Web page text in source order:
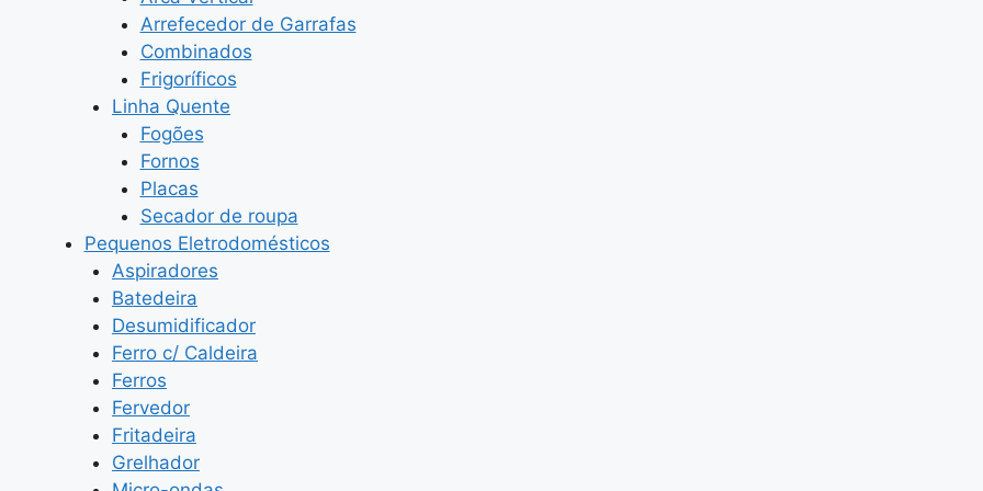
Arrefecedor de Garrafas
Combinados
Frigoríficos
Linha Quente
Fogões
Fornos
Placas
Secador de roupa
Pequenos Eletrodomésticos
Aspiradores
Batedeira
Desumidificador
Ferro c/ Caldeira
Ferros
Fervedor
Fritadeira
Grelhador